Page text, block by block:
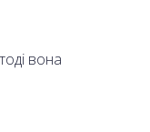
вона